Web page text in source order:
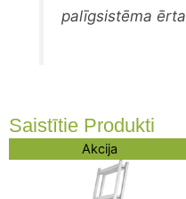
palīgsistēma
Saistītie Produkti
Akcija
Original
price
was:
218,89 €.
price
is:
200,74 €.